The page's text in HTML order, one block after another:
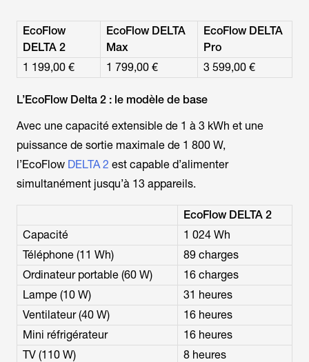
EcoFlow
DELTA 2
EcoFlow DELTA
Max
EcoFlow DELTA
Pro
1 199,00 €
1 799,00 € 3 599,00 €
L’EcoFlow Delta 2 : le modèle de base
Avec une capacité extensible de 1 à 3 kWh et une
puissance de sortie maximale de 1 800 W,
l’EcoFlow DELTA 2 est capable d’alimenter
simultanément jusqu’à 13 appareils.
EcoFlow DELTA 2
Capacité
1 024 Wh
Téléphone (11 Wh)
89 charges
Ordinateur portable (60 W)
16 charges
Lampe (10 W)
31 heures
Ventilateur (40 W)
16 heures
Mini réfrigérateur
16 heures
TV (110 W)
8 heures